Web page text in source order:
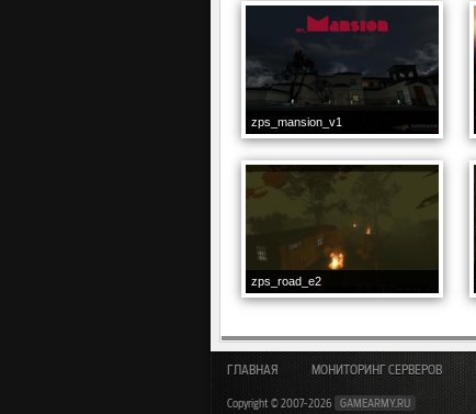
zps_mansion_v1
zps_road_e2
ГЛАВНАЯ МОНИТОРИНГ СЕРВЕРОВ
Copyright © 2007-2026
GAMEARMY.RU